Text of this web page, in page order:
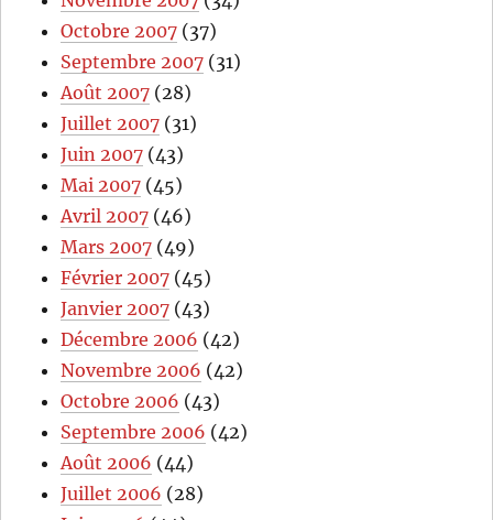
Octobre 2007 (37)
Septembre 2007 (31)
Août 2007 (28)
Juillet 2007 (31)
Juin 2007 (43)
Mai 2007 (45)
Avril 2007 (46)
Mars 2007 (49)
Février 2007 (45)
Janvier 2007 (43)
Décembre 2006 (42)
Novembre 2006 (42)
Octobre 2006 (43)
Septembre 2006 (42)
Août 2006 (44)
Juillet 2006 (28)